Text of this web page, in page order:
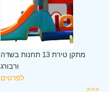
מתקן טירת 13 תחנות בשדה
ורבורג
לפרטים
<<<